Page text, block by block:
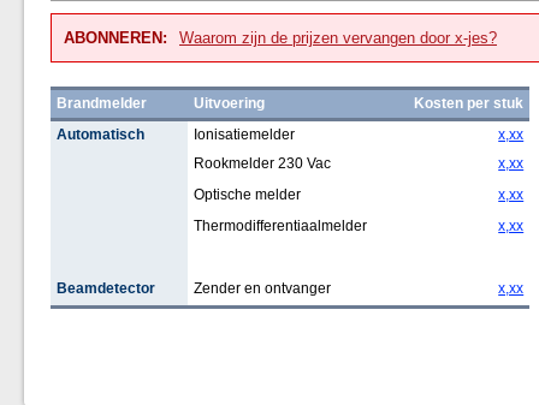
ABONNEREN: Waarom zijn de prijzen vervangen door x-jes?
Brandmelder Uitvoering
Kosten per stuk
Automatisch
Ionisatiemelder
x,xx
Rookmelder 230 Vac
x,xx
Optische melder
x,xx
Thermodifferentiaalmelder
x,xx
Beamdetector Zender en ontvanger x,xx